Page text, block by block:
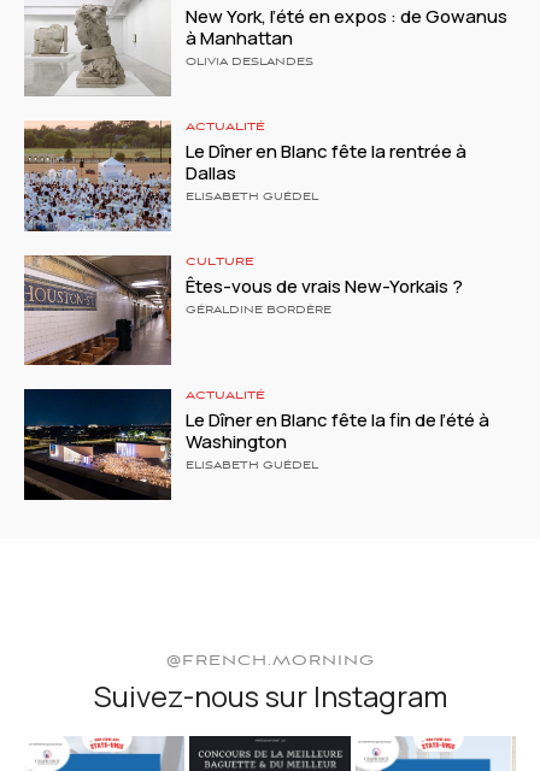
New York, l’été en expos : de Gowanus
à Manhattan
OLIVIA DESLANDES
ACTUALITÉ
Le Dîner en Blanc fête la rentrée à
Dallas
ELISABETH GUÉDEL
CULTURE
Êtes-vous de vrais New-Yorkais ?
GÉRALDINE BORDÈRE
ACTUALITÉ
Le Dîner en Blanc fête la fin de l’été à
Washington
ELISABETH GUÉDEL
@FRENCH.MORNING
Suivez-nous sur Instagram